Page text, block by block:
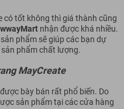
có tốt không thì giá thành cũng
nhận được khá nhiều.
phẩm sẽ giúp các bạn dự
phẩm chất lượng.
MayCreate
bày bán rất phổ biến. Do
sản phẩm tại các cửa hàng